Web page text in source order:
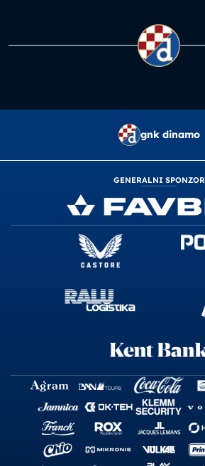
gnk dinamo
GENERALNI SPONZOR